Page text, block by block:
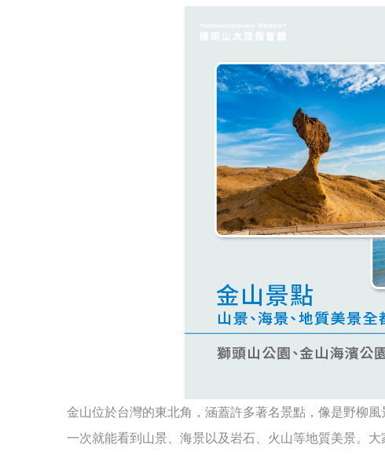
金山位於台灣的東北角，涵蓋許多著名景點，像是野柳
一次就能看到山景、海景以及岩石、火山等地質美景。大